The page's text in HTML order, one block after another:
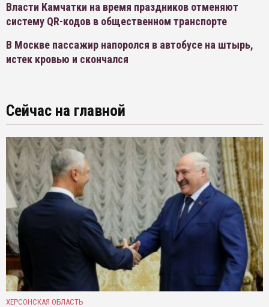
Власти Камчатки на время праздников отменяют
систему QR-кодов в общественном транспорте
В Москве пассажир напоролся в автобусе на штырь,
истек кровью и скончался
Сейчас на главной
ХЕРСОНСКАЯ ОБЛАСТЬ